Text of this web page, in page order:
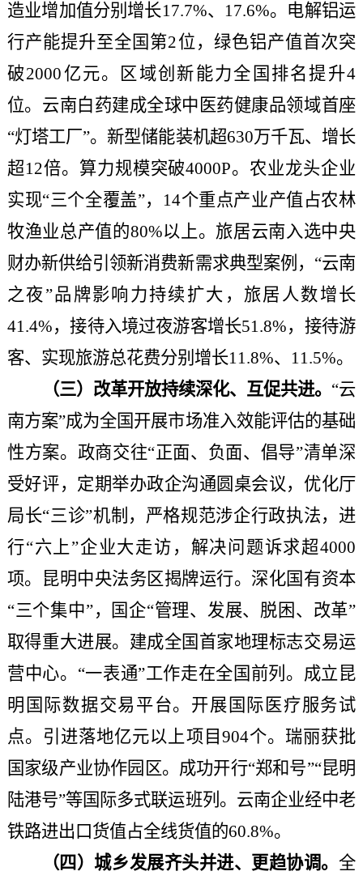
造业增加值分别增长17.7%、17.6%。电解铝运
行产能提升至全国第2位，绿色铝产值首次突
破2000亿元。区域创新能力全国排名提升4
位。云南白药建成全球中医药健康品领域首座
“灯塔工厂”。新型储能装机超630万千瓦、增长
超12倍。算力规模突破4000P。农业龙头企业
实现“三个全覆盖”，14个重点产业产值占农林
牧渔业总产值的80%以上。旅居云南入选中央
财办新供给引领新消费新需求典型案例，“云南
之夜”品牌影响力持续扩大，旅居人数增长
41.4%，接待入境过夜游客增长51.8%，接待游
客、实现旅游总花费分别增长11.8%、11.5%。
（三）改革开放持续深化、互促共进。 “云
南方案”成为全国开展市场准入效能评估的基础
性方案。政商交往“正面、负面、倡导”清单深
受好评，定期举办政企沟通圆桌会议，优化厅
局长“三诊”机制，严格规范涉企行政执法，进
行“六上”企业大走访，解决问题诉求超4000
项。昆明中央法务区揭牌运行。深化国有资本
“三个集中”，国企“管理、发展、脱困、改革”
取得重大进展。建成全国首家地理标志交易运
营中心。“一表通”工作走在全国前列。成立昆
明国际数据交易平台。开展国际医疗服务试
点。引进落地亿元以上项目904个。瑞丽获批
国家级产业协作园区。成功开行“郑和号”“昆明
陆港号”等国际多式联运班列。云南企业经中老
铁路进出口货值占全线货值的60.8%。
（四）城乡发展齐头并进、更趋协调。全